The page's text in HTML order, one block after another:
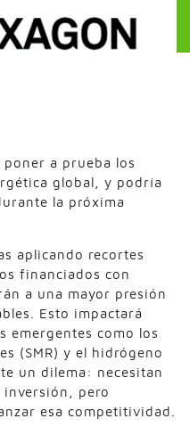
a prueba los
global, y podría
la próxima
aplicando recortes
financiados con
a una mayor presión
Esto impactará
emergentes como los
(SMR) y el hidrógeno
un dilema: necesitan
pero
esa competitividad.